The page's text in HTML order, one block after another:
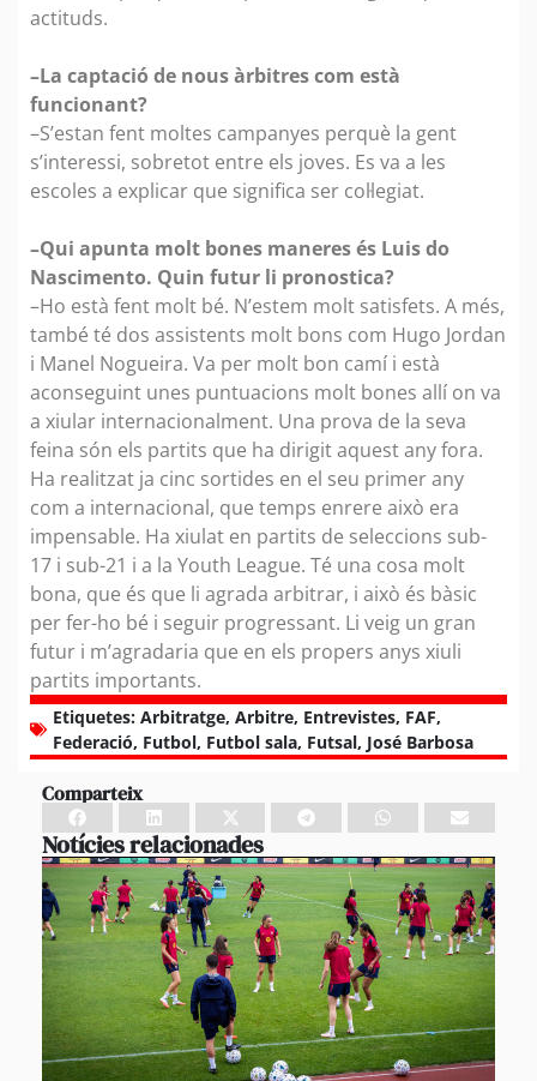
actituds.
–La captació de nous àrbitres com està
funcionant?
–S’estan fent moltes campanyes perquè la gent
s’interessi, sobretot entre els joves. Es va a les
escoles a explicar que significa ser col·legiat.
–Qui apunta molt bones maneres és Luis do
Nascimento. Quin futur li pronostica?
–Ho està fent molt bé. N’estem molt satisfets. A més,
també té dos assistents molt bons com Hugo Jordan
i Manel Nogueira. Va per molt bon camí i està
aconseguint unes puntuacions molt bones allí on va
a xiular internacionalment. Una prova de la seva
feina són els partits que ha dirigit aquest any fora.
Ha realitzat ja cinc sortides en el seu primer any
com a internacional, que temps enrere això era
impensable. Ha xiulat en partits de seleccions sub-
17 i sub-21 i a la Youth League. Té una cosa molt
bona, que és que li agrada arbitrar, i això és bàsic
per fer-ho bé i seguir progressant. Li veig un gran
futur i m’agradaria que en els propers anys xiuli
partits importants.
Etiquetes: Arbitratge, Arbitre, Entrevistes, FAF,
Federació, Futbol, Futbol sala, Futsal, José Barbosa
Comparteix
Notícies relacionades